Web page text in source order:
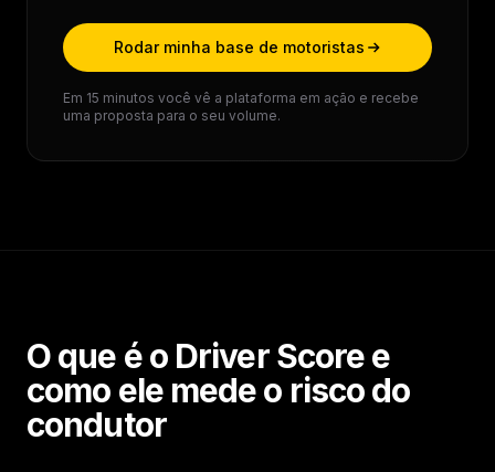
Rodar minha base de motoristas
Em 15 minutos você vê a plataforma em ação e recebe
uma proposta para o seu volume.
O que é o Driver Score e
como ele mede o risco do
condutor